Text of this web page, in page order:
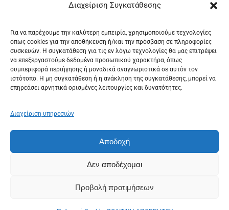
Διαχείριση Συγκατάθεσης
Για να παρέχουμε την καλύτερη εμπειρία, χρησιμοποιούμε τεχνολογίες
όπως cookies για την αποθήκευση ή/και την πρόσβαση σε πληροφορίες
συσκευών. Η συγκατάθεση για τις εν λόγω τεχνολογίες θα μας επιτρέψει
να επεξεργαστούμε δεδομένα προσωπικού χαρακτήρα, όπως
συμπεριφορά περιήγησης ή μοναδικά αναγνωριστικά σε αυτόν τον
ιστότοπο. Η μη συγκατάθεση ή η ανάκληση της συγκατάθεσης, μπορεί να
επηρεάσει αρνητικά ορισμένες λειτουργίες και δυνατότητες.
Διαχείριση υπηρεσιών
Αποδοχή
Δεν αποδέχομαι
Προβολή προτιμήσεων
Ο λογαριασμός μου
Όροι και προϋποθέσεις
Πολιτική Απορρήτου
Πολιτική επιστροφών
© 2024 Stathis Ioannou - Kwcgreece.gr